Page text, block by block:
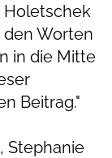
Holetschek
Worten
in die Mitte
Beitrag."⁠
Stephanie